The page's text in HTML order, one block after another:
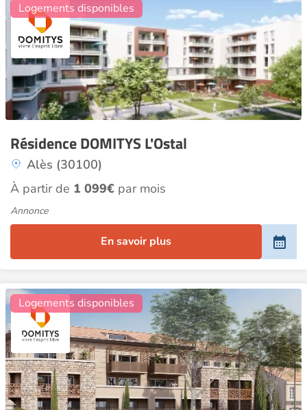
Résidence DOMITYS L'Ostal
Alès (30100)
Logements disponibles
À partir de 1 099€ par mois
Annonce
En savoir plus
Logements disponibles